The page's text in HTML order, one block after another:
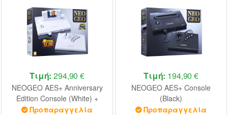
Τιμή:294,90 €
NEOGEO AES+ Anniversary
Edition Console (White) +
Game Metal Slug
Προπαραγγελία
Τιμή: 194,90 €
NEOGEO AES+ Console
(Black)
Προπαραγγελία